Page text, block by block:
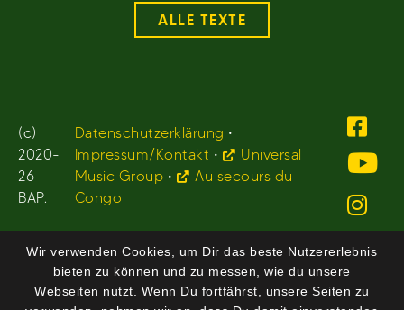
ALLE TEXTE
(c)
2020-
26
BAP.
Datenschutzerklärung •
Impressum/Kontakt •
Universal
Music Group •
Au secours du
Congo
Wir verwenden Cookies, um Dir das beste Nutzererlebnis
bieten zu können und zu messen, wie du unsere
Webseiten nutzt. Wenn Du fortfährst, unsere Seiten zu